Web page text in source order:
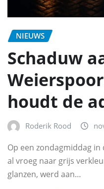
NIEUWS
Schaduw
houdt de
Roderik Rood
Op een zondagmiddag
al vroeg naar grijs
glanzen, werd aan…